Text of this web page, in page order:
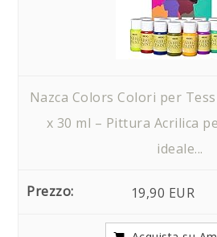
Nazca Colors Colori per
x 30 ml – Pittura Acrilica
ideale...
19,90 EUR